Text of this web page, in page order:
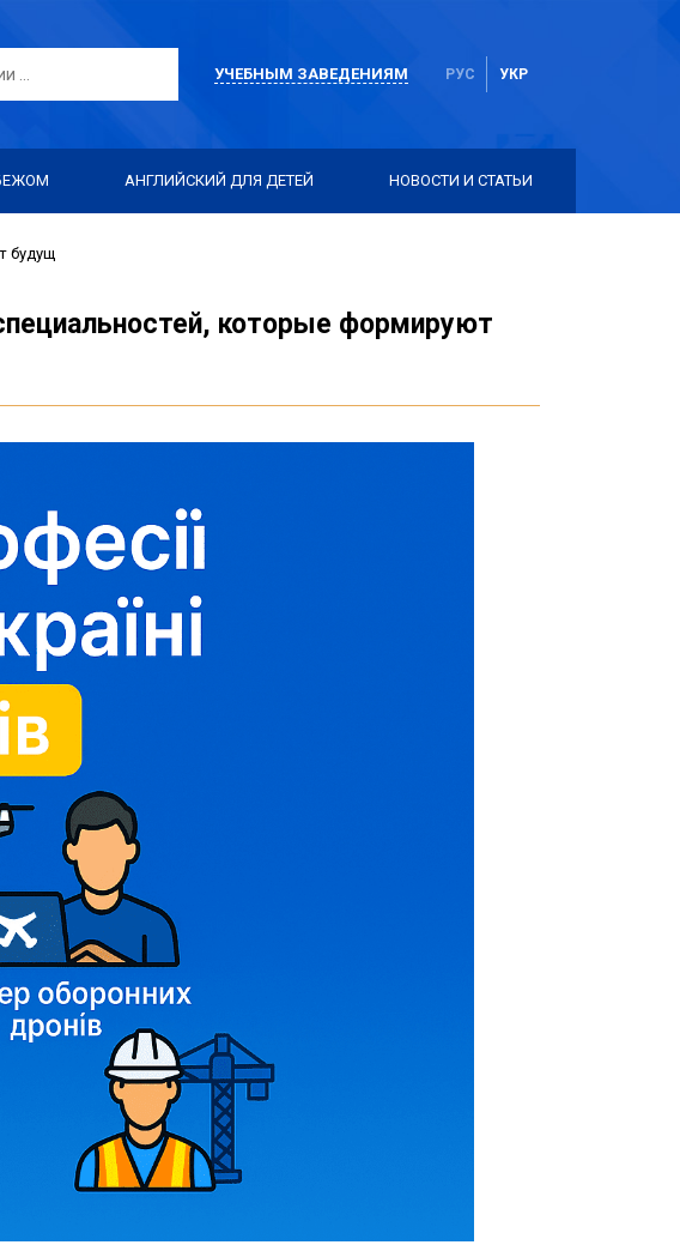
УЧЕБНЫМ ЗАВЕДЕНИЯМ РУС УКР
АНГЛИЙСКИЙ ДЛЯ ДЕТЕЙ НОВОСТИ И СТАТЬИ
будущ
которые формируют